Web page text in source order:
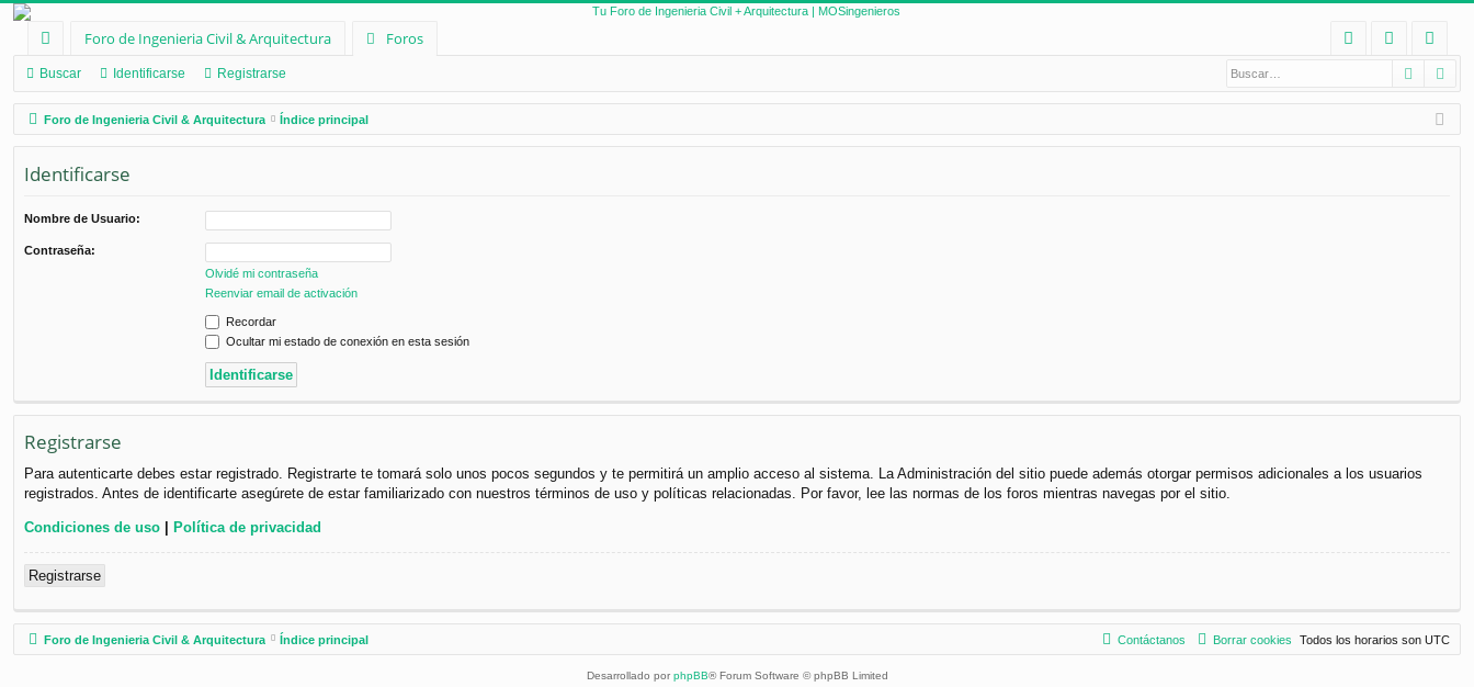
nl
ac
es
rá
Foro de Ingenieria Civil & Arquitectura
Foros
Q
nt
ifi
eg
ist
ra
Buscar Identificarse Registrarse Buscar
Foro de Ingenieria Civil & Arquitectura Índice principal
Identificarse
Nombre de Usuario:
Contraseña:
Olvidé mi contraseña
Reenviar email de activación
Recordar
Ocultar mi estado de conexión en esta sesión
Registrarse
Para autenticarte debes estar registrado. Registrarte te tomará solo unos pocos segundos y te permitirá un amplio acceso al sistema. La Administración del sitio puede además otorgar permisos adicionales a los usuarios
registrados. Antes de identificarte asegúrete de estar familiarizado con nuestros términos de uso y políticas relacionadas. Por favor, lee las normas de los foros mientras navegas por el sitio.
Condiciones de uso | Política de privacidad
Registrarse
Foro de Ingenieria Civil & Arquitectura Índice principal Todos los horarios son UTC
Borrar cookies
Contáctanos
Desarrollado por phpBB® Forum Software © phpBB Limited